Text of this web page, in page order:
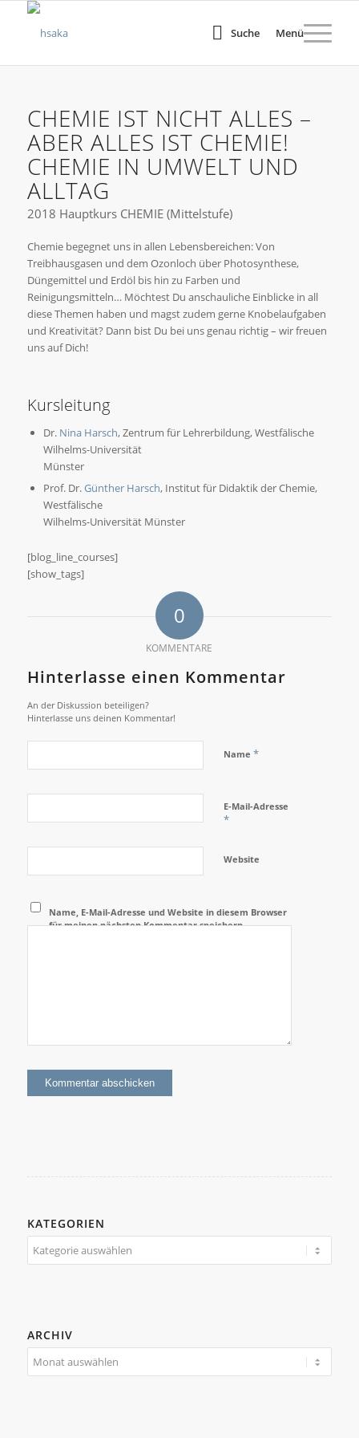
Suche Menü
CHEMIE IST NICHT ALLES –
ABER ALLES IST CHEMIE!
CHEMIE IN UMWELT UND
ALLTAG
2018 Hauptkurs CHEMIE (Mittelstufe)
Chemie begegnet uns in allen Lebensbereichen: Von
Treibhausgasen und dem Ozonloch über Photosynthese,
Düngemittel und Erdöl bis hin zu Farben und
Reinigungsmitteln… Möchtest Du anschauliche Einblicke in all
diese Themen haben und magst zudem gerne Knobelaufgaben
und Kreativität? Dann bist Du bei uns genau richtig – wir freuen
uns auf Dich!
Kursleitung
Dr. Nina Harsch, Zentrum für Lehrerbildung, Westfälische
Wilhelms-Universität
Münster
Prof. Dr.Günther Harsch, Institut für Didaktik der Chemie,
Westfälische
Wilhelms-Universität Münster
[blog_line_courses]
[show_tags]
0
KOMMENTARE
Hinterlasse einen Kommentar
An der Diskussion beteiligen?
Hinterlasse uns deinen Kommentar!
Name *
E-Mail-Adresse
*
Website
Name, E-Mail-Adresse und Website in diesem Browser
für meinen nächsten Kommentar speichern.
KATEGORIEN
Kategorien
ARCHIV